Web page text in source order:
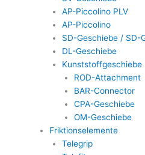
AP-Piccolino PLV
AP-Piccolino
SD-Geschiebe / SD-
DL-Geschiebe
Kunststoffgeschiebe
ROD-Attachment
BAR-Connector
CPA-Geschiebe
OM-Geschiebe
Friktionselemente
Telegrip